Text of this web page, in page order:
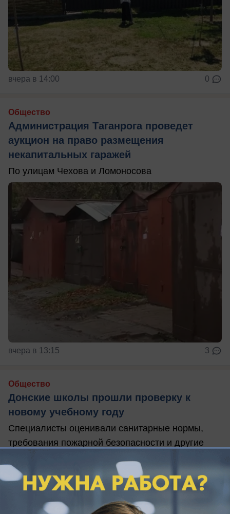
вчера в 14:00 0
Общество
Администрация Таганрога проведет
аукцион на право размещения
некапитальных гаражей
По улицам Чехова и Ломоносова
вчера в 13:15 3
Общество
Донские школы прошли проверку к
новому учебному году
Специалисты оценивали санитарные нормы,
требования пожарной безопасности и другие